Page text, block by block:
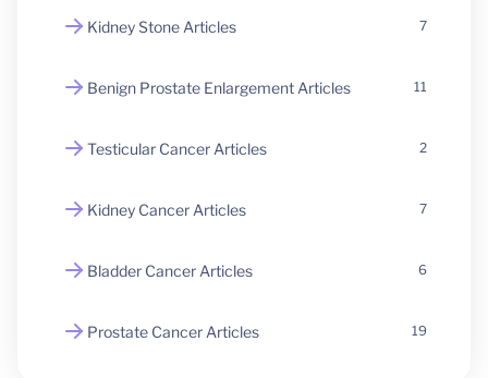
Kidney Stone Articles 7
Benign Prostate Enlargement Articles 11
Testicular Cancer Articles 2
Kidney Cancer Articles 7
Bladder Cancer Articles 6
Prostate Cancer Articles 19